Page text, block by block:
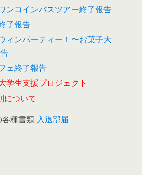
コインバスツアー終了報告
了報告
ンパーティー！〜お菓子大
ェ終了報告
生支援プロジェクト
について
種書類 入退部届